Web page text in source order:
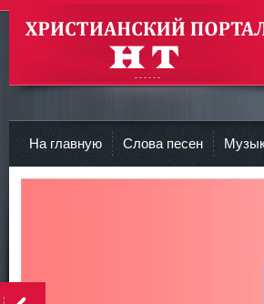
Христианские Портал HT
На главную Слова песен